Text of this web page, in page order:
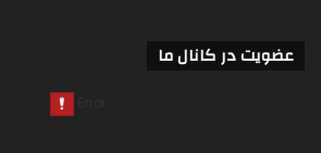
عضویت در کانال ما